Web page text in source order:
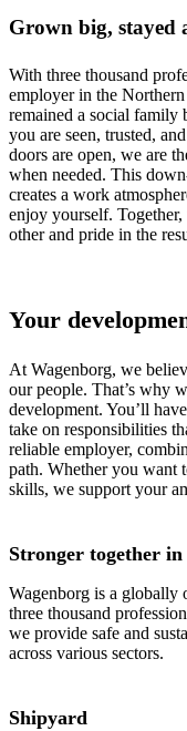
Grown big, stayed
With three thousand
employer in the
remained a social family
you are seen, trusted,
doors are open, we are
when needed. This
creates a work
enjoy yourself.
other and pride in the
Your
At Wagenborg, we
our people. That’s why
development. You’ll
take on responsibilities
reliable employer,
path. Whether you want
skills, we support your
Stronger together
Wagenborg is a globally
three thousand
we provide safe and
across various sectors.
Shipyard